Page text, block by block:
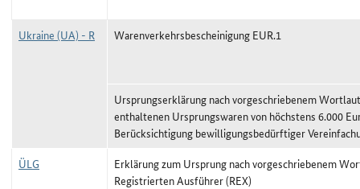
Ukraine (UA) - R Warenverkehrsbescheinigung EUR.1
Ursprungserklärung nach vorgeschriebenem
enthaltenen Ursprungswaren von höchstens 6.000
Berücksichtigung bewilligungsbedürftiger
ÜLG
Erklärung zum Ursprung nach vorgeschriebenem
Registrierten Ausführer (REX)